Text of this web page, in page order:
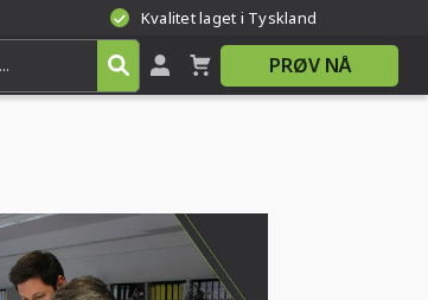
Kvalitet laget i Tyskland
PRØV NÅ